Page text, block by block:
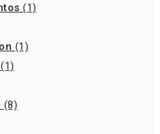
(1)
(1)
(1)
(8)